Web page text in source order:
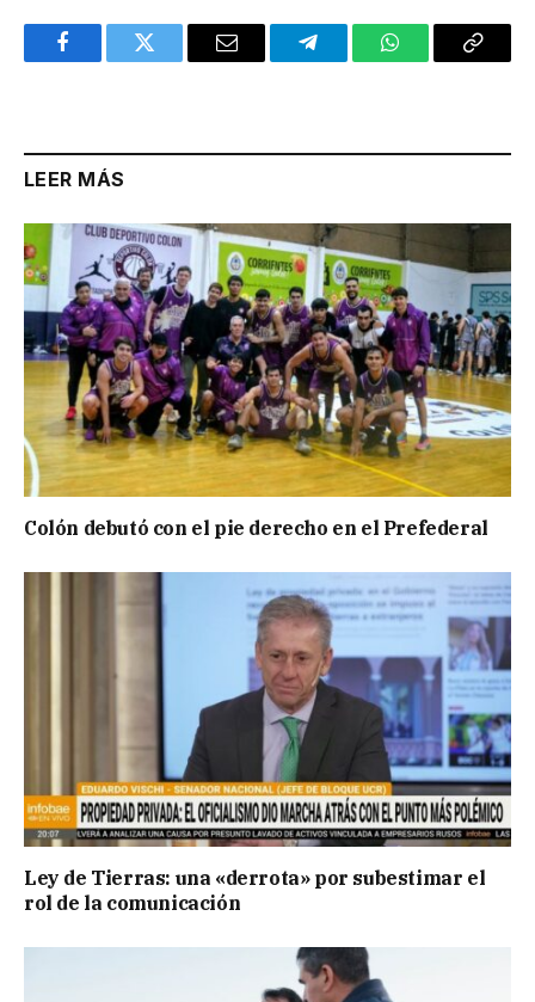
FacebookTwitter Email TelegramWhatsAppCopy
LEER MÁS
Colón debutó con el pie derecho en el Prefederal
Ley de Tierras: una «derrota» por subestimar el
rol de la comunicación